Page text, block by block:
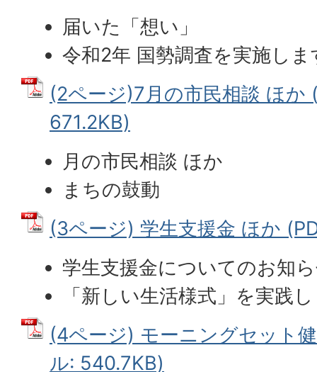
届いた「想い」
令和2年 国勢調査を実施しま
(2ページ)7月の市民相談 ほか
671.2KB)
月の市民相談 ほか
まちの鼓動
(3ページ) 学生支援金 ほか
学生支援金についてのお知
「新しい生活様式」を実践
(4ページ) モーニングセット
ル: 540.7KB)